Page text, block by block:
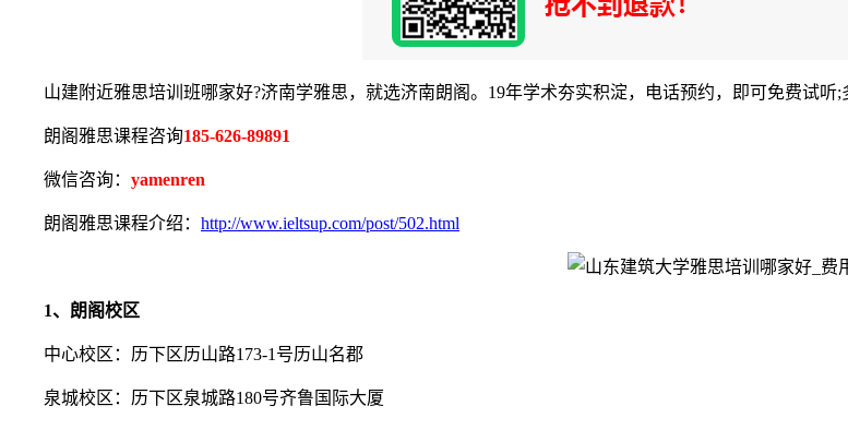
山建附近雅思培训班哪家好?济南学雅思，就选济南朗阁。19年学术夯实积淀，电话预约，即可免费试听;
朗阁雅思课程咨询185-626-89891
微信咨询： yamenren
朗阁雅思课程介绍： http://www.ieltsup.com/post/502.html
1、朗阁校区
中心校区：历下区历山路173-1号历山名郡
泉城校区：历下区泉城路180号齐鲁国际大厦